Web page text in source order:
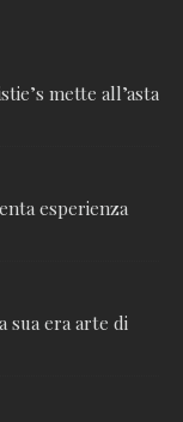
mette all’asta
esperienza
sua era arte di